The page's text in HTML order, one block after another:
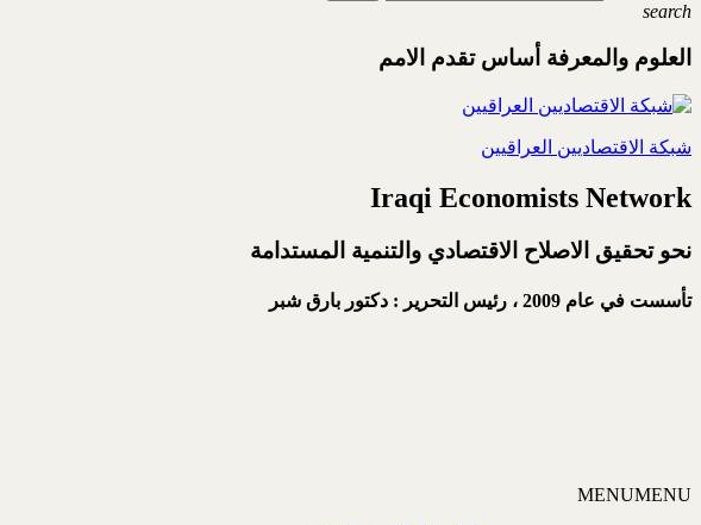
search
العلوم والمعرفة أساس تقدم الامم
شبكة الاقتصاديين العراقيين
Iraqi Economists Network
نحو تحقيق الاصلاح الاقتصادي والتنمية المستدامة
تأسست في عام 2009 ، رئيس التحرير : دكتور بارق شبر
MENUMENU